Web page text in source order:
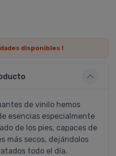
disponibles !
de vinilo hemos
esencias especialmente
de los pies, capaces de
más secos, dejándolos
todo el dí­a.